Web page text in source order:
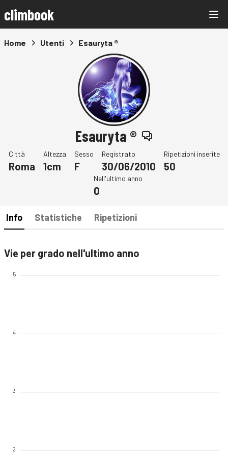
climbook
Home Utenti Esauryta ®
Esauryta ®
Città
Roma
Altezza
1cm
Sesso
F
Registrato
30/06/2010
Ripetizioni inserite
50
Nell'ultimo anno
0
Info Statistiche Ripetizioni
Vie per grado nell'ultimo anno
5
4
3
2